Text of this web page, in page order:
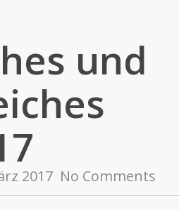
und
2017 No Comments